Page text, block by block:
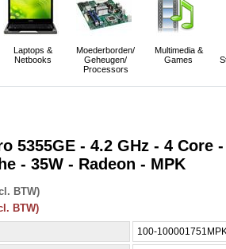
Laptops &
Netbooks
Moederborden/
Geheugen/
Processors
Multimedia &
Games
5355GE - 4.2 GHz - 4 Core
- 35W - Radeon - MPK
BTW)
BTW)
100-